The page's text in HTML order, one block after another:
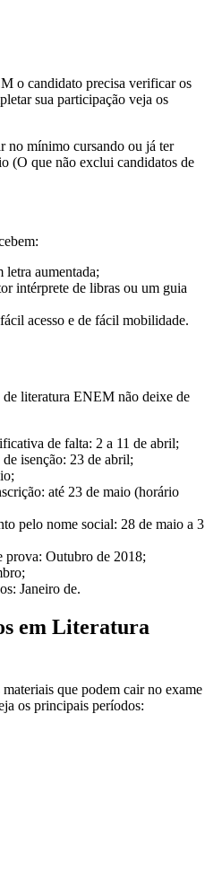
o candidato precisa verificar os
sua participação veja os
no mínimo cursando ou já ter
(O que não exclui candidatos de
letra aumentada;
intérprete de libras ou um guia
acesso e de fácil mobilidade.
literatura ENEM não deixe de
de falta: 2 a 11 de abril;
isenção: 23 de abril;
até 23 de maio (horário
pelo nome social: 28 de maio a 3
prova: Outubro de 2018;
Janeiro de.
em Literatura
que podem cair no exame
os principais períodos: